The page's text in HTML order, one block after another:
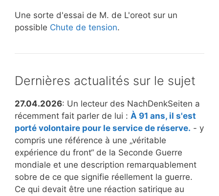
Une sorte d'essai de M. de L'oreot sur un
possible Chute de tension.
Dernières actualités sur le sujet
27.04.2026: Un lecteur des NachDenkSeiten a
récemment fait parler de lui : À 91 ans, il s'est
porté volontaire pour le service de réserve. - y
compris une référence à une „véritable
expérience du front“ de la Seconde Guerre
mondiale et une description remarquablement
sobre de ce que signifie réellement la guerre.
Ce qui devait être une réaction satirique au